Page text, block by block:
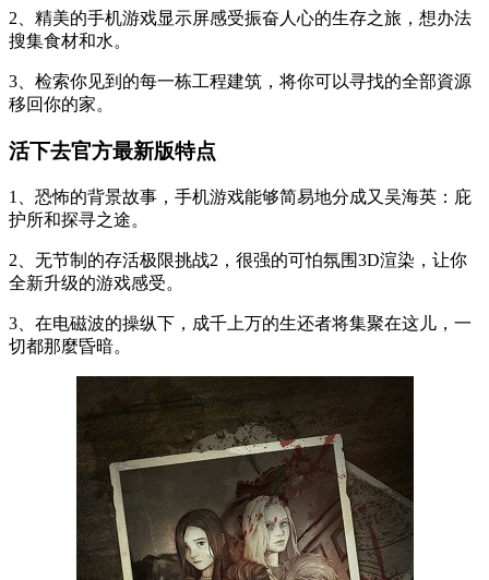
2、精美的手机游戏显示屏感受振奋人心的生存之旅，想办法
搜集食材和水。
3、检索你见到的每一栋工程建筑，将你可以寻找的全部資源
移回你的家。
活下去官方最新版特点
1、恐怖的背景故事，手机游戏能够简易地分成又吴海英：庇
护所和探寻之途。
2、无节制的存活极限挑战2，很强的可怕氛围3D渲染，让你
全新升级的游戏感受。
3、在电磁波的操纵下，成千上万的生还者将集聚在这儿，一
切都那麼昏暗。